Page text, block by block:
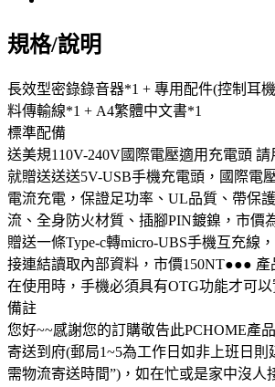
規格/說明
長效型密錄錄音器*1 + 專用配件(控制耳
料傳輸線*1 + A4繁體中文書*1
標準配備
送美規110V-240V國際電壓適用充電頭
就贈送送送5V-USB手機充電頭，國際電
電流充電，保證足功率、UL品質、帶保
流、全身防火材質、插腳PIN鍍鎳，市價
贈送一條Type-c轉micro-UBS手機互充線
接連結讀取內部資料，市價150NT●●●
在使用時，手機必須具有OTG功能才可以
備註
您好~~感謝您的訂購敬告此PCHOME產
寄送到府(郵局1~5為工作日如非上班日則
需物流寄送時間”)，如在忙或是家中沒人